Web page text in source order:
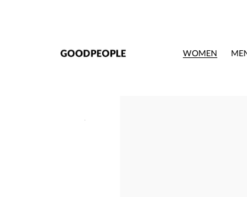
WOMEN